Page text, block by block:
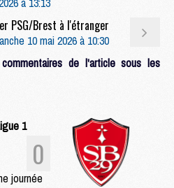
PSG/Brest à l'étranger
10 mai 2026 à 10:30
de l'article sous les
1
0
journée